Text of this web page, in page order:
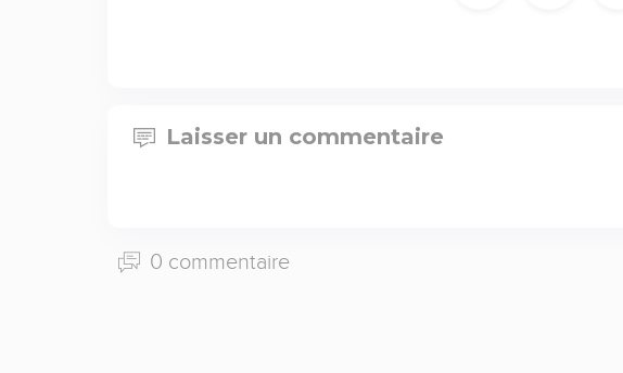
Laisser un commentaire
0 commentaire